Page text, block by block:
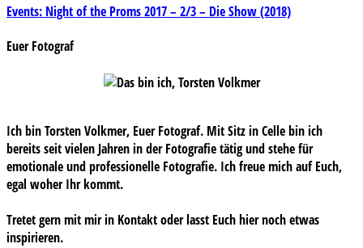
Beitragsnavigation
Events: Night of the Proms 2017 – 2/3 – Die Show (2018)
Euer Fotograf
Ich bin Torsten Volkmer, Euer Fotograf. Mit Sitz in Celle bin ich
bereits seit vielen Jahren in der Fotografie tätig und stehe für
emotionale und professionelle Fotografie. Ich freue mich auf Euch,
egal woher Ihr kommt.
Tretet gern mit mir in Kontakt oder lasst Euch hier noch etwas
inspirieren.